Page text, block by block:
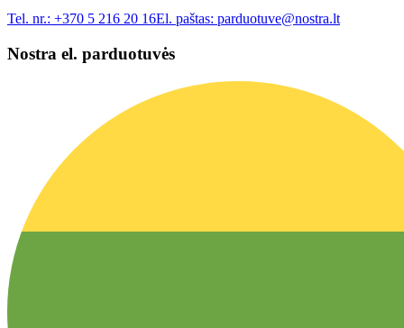
Tel. nr.: +370 5 216 20 16El. paštas: parduotuve@nostra.lt
Nostra el. parduotuvės